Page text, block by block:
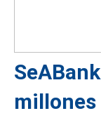
millones